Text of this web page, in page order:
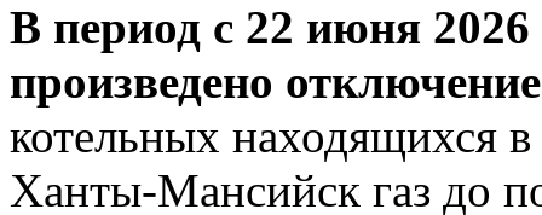
В период с 22 июня 2026
произведено
котельных находящихся
Ханты-Мансийск газ до